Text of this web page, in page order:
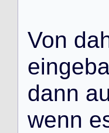
Von da
eingeb
dann au
wenn e